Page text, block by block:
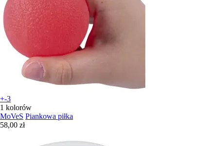
+-3
1 kolorów
MoVeS Piankowa piłka
58,00 zł